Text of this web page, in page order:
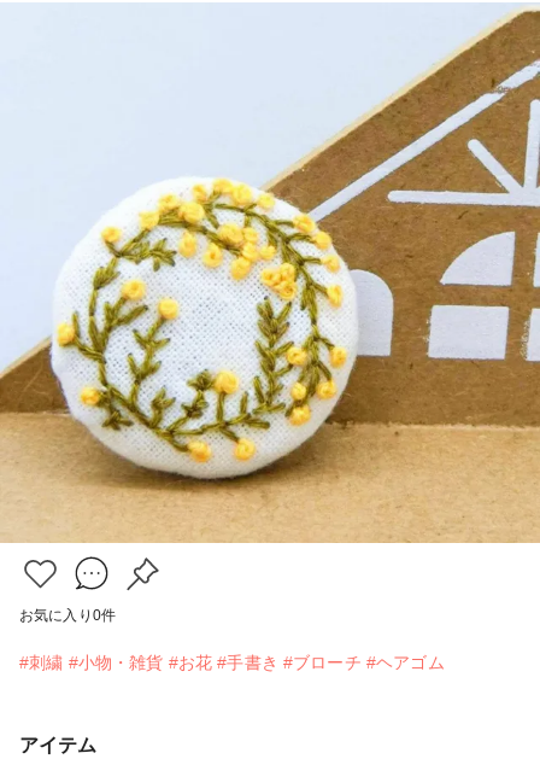
お気に入り 0件
#刺繍 #小物・雑貨 #お花 #手書き #ブローチ #ヘアゴム
アイテム